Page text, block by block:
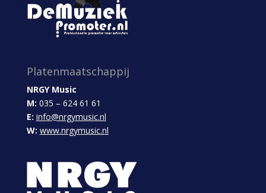
Platenmaatschappij
NRGY Music
M: 035 – 624 61 61
E: info@nrgymusic.nl
W: www.nrgymusic.nl